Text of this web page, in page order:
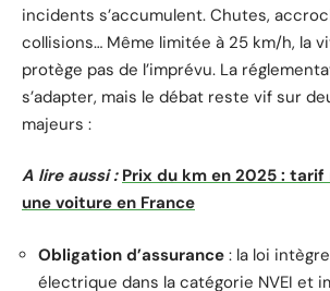
incidents s’accumulent. Chutes,
collisions… Même limitée à 25 km/h, la
protège pas de l’imprévu. La
s’adapter, mais le débat reste vif sur
majeurs :
A lire aussi : Prix du km en 2025 : tarif
une voiture en France
Obligation d’assurance : la loi
électrique dans la catégorie NVEI et